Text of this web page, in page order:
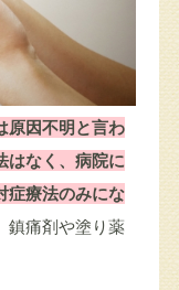
原因不明と言わ
はなく、病院に
症療法のみにな
鎮痛剤や塗り薬